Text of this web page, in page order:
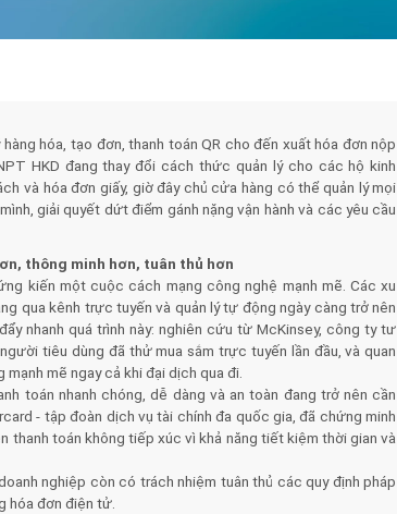
hóa, tạo đơn, thanh toán QR cho đến xuất hóa đơn nộp
HKD đang thay đổi cách thức quản lý cho các hộ kinh
và hóa đơn giấy, giờ đây chủ cửa hàng có thể quản lý mọi
giải quyết dứt điểm gánh nặng vận hành và các yêu cầu
thông minh hơn, tuân thủ hơn
kiến một cuộc cách mạng công nghệ mạnh mẽ. Các xu
qua kênh trực tuyến và quản lý tự động ngày càng trở nên
nhanh quá trình này: nghiên cứu từ McKinsey, công ty tư
tiêu dùng đã thử mua sắm trực tuyến lần đầu, và quan
mẽ ngay cả khi đại dịch qua đi.
toán nhanh chóng, dễ dàng và an toàn đang trở nên cần
- tập đoàn dịch vụ tài chính đa quốc gia, đã chứng minh
thanh toán không tiếp xúc vì khả năng tiết kiệm thời gian và
nghiệp còn có trách nhiệm tuân thủ các quy định pháp
hóa đơn điện tử.